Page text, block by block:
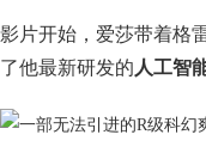
影片开始，爱莎带着格
了他最新研发的 人工智